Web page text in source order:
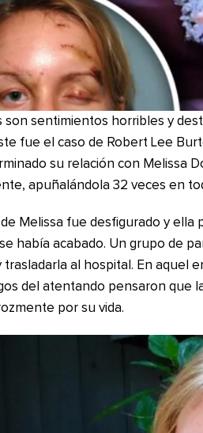
son sentimientos horribles y
fue el caso de Robert Lee
su relación con Melissa
apuñalándola 32 veces en
Melissa fue desfigurado y
había acabado. Un grupo de
trasladarla al hospital. En aquel
del atentando pensaron que
por su vida.